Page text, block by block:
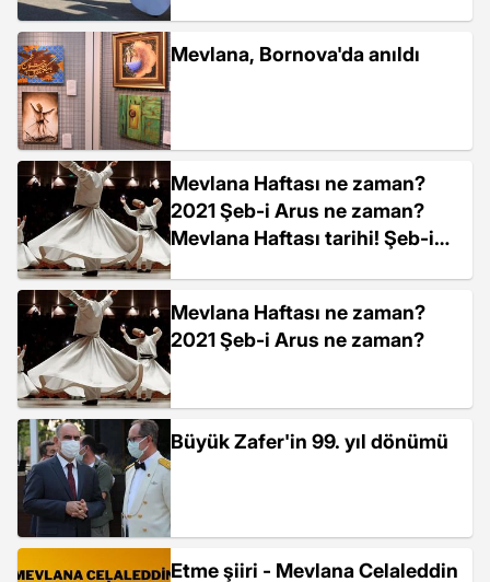
Mevlana, Bornova'da anıldı
Mevlana Haftası ne zaman?
2021 Şeb-i Arus ne zaman?
Mevlana Haftası tarihi! Şeb-i
Mevlana Haftası ne zaman?
2021 Şeb-i Arus ne zaman?
Büyük Zafer'in 99. yıl dönümü
Etme şiiri - Mevlana Celaleddin